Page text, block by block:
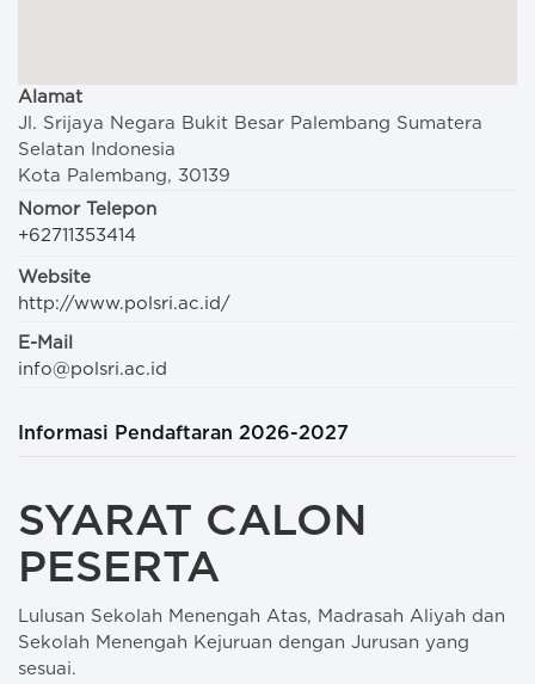
Alamat
Jl. Srijaya Negara Bukit Besar Palembang Sumatera
Selatan Indonesia
Kota Palembang, 30139
Nomor Telepon
+62711353414
Website
http://www.polsri.ac.id/
E-Mail
info@polsri.ac.id
Informasi Pendaftaran 2026-2027
SYARAT CALON
PESERTA
Lulusan Sekolah Menengah Atas, Madrasah Aliyah dan
Sekolah Menengah Kejuruan dengan Jurusan yang
sesuai.